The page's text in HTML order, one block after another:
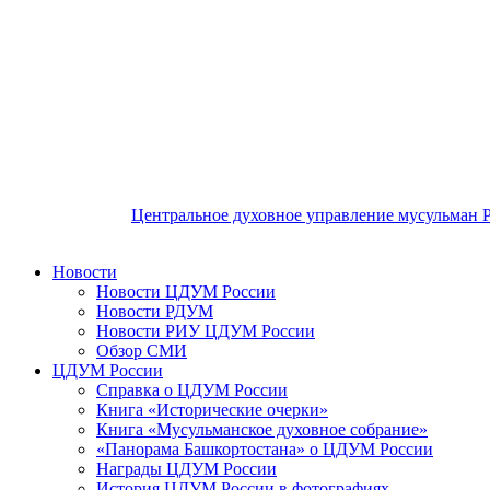
Центральное духовное управление мусульман
Новости
Новости ЦДУМ России
Новости РДУМ
Новости РИУ ЦДУМ России
Обзор СМИ
ЦДУМ России
Справка о ЦДУМ России
Книга «Исторические очерки»
Книга «Мусульманское духовное собрание»
«Панорама Башкортостана» о ЦДУМ России
Награды ЦДУМ России